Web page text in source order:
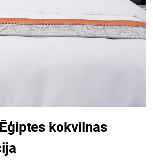
kokvilnas